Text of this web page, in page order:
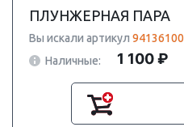
ПЛУНЖЕРНАЯ ПАРА
Вы искали артикул
Наличные:
1 100 ₽